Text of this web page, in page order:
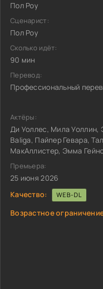
Пол Роу
Сценарист:
Пол Роу
Сколько идёт:
90 мин
Перевод:
Профессиональный
Актёры:
Ди Уоллес, Мила Уоллин,
Baliga, Пайпер Гевара,
МакАллистер, Эмма Гейнс
Премьера:
25 июня 2026
Качество:
WEB-DL
Возрастное